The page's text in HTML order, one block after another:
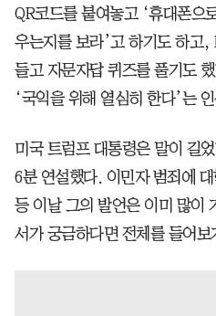
QR코드를 붙여놓고 ‘휴대폰으
우는지를 보라’고 하기도 하고,
들고 자문자답 퀴즈를 풀기도
‘국익을 위해 열심히 한다’는
미국 트럼프 대통령은 말이 길
6분 연설했다. 이민자 범죄에
등 이날 그의 발언은 이미 많이
서가 궁금하다면 전체를 들어보